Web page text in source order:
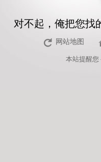
对不起，俺把您找
网站地图
本站提醒您